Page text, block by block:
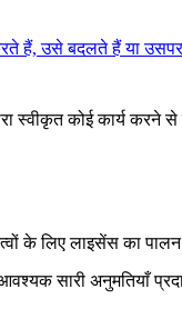
हैं, उसे बदलते हैं या
स्वीकृत कोई कार्य करने से
के लिए लाइसेंस का
सारी अनुमतियाँ